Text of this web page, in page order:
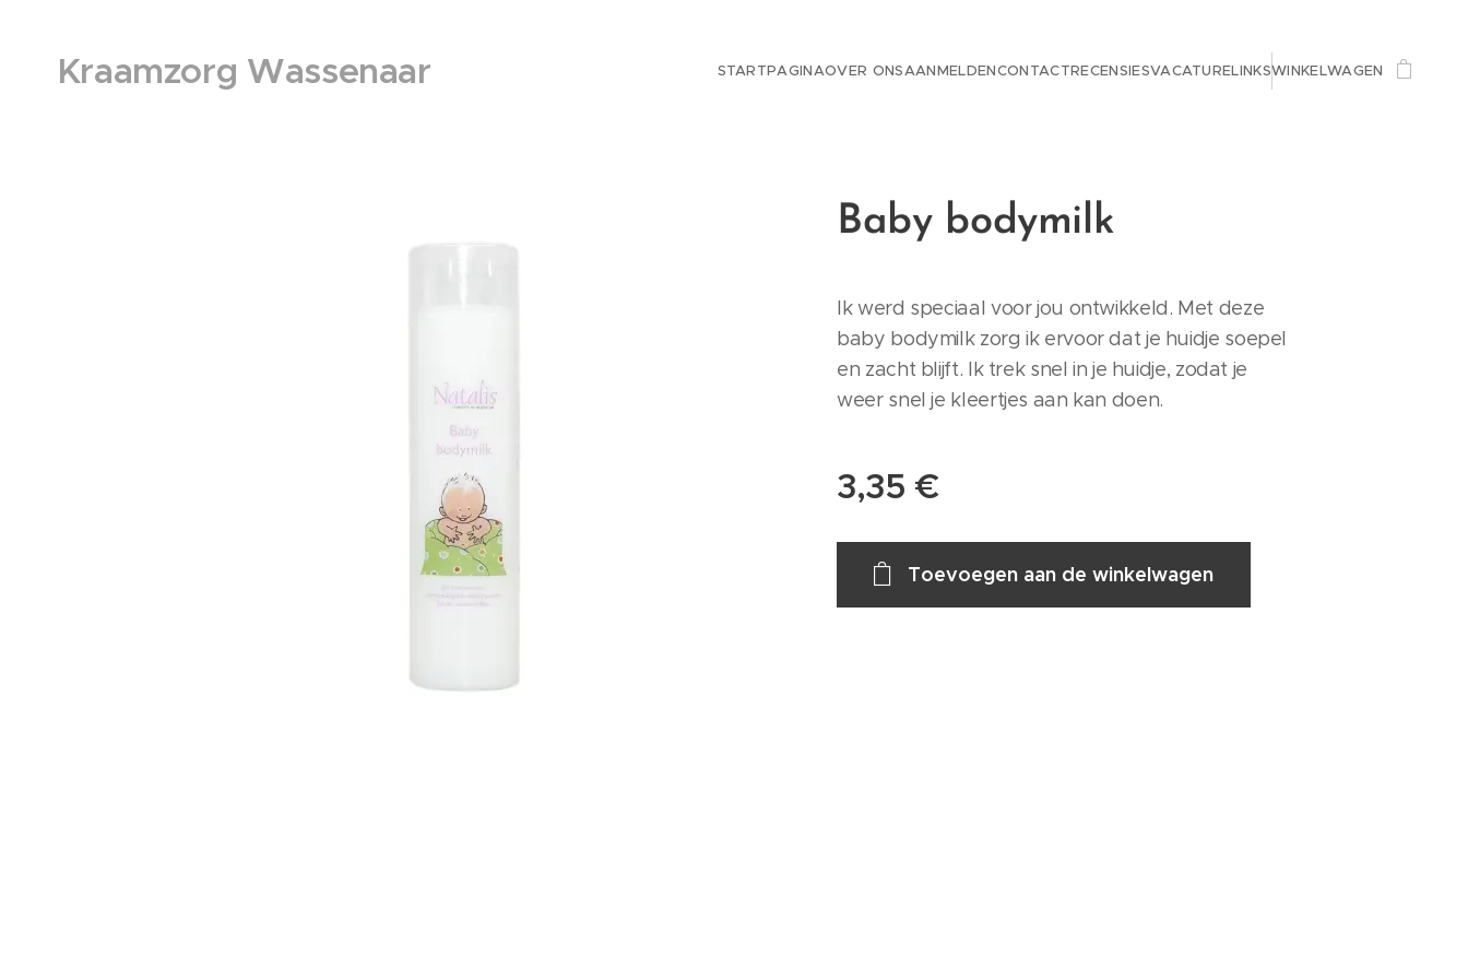
Kraamzorg Wassenaar STARTPAGINAOVER ONSAANMELDENCONTACTRECENSIESVACATURELINKSWINKELWAGEN
Baby bodymilk
Ik werd speciaal voor jou ontwikkeld. Met deze
baby bodymilk zorg ik ervoor dat je huidje soepel
en zacht blijft. Ik trek snel in je huidje, zodat je
weer snel je kleertjes aan kan doen.
3,35 €
Toevoegen aan de winkelwagen